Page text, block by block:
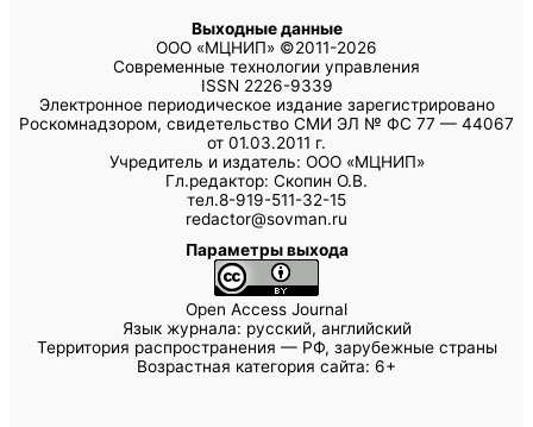
Выходные данные
ООО «МЦНИП» ©2011-2026
Современные технологии управления
ISSN 2226-9339
Электронное периодическое издание зарегистрировано
Роскомнадзором, свидетельство СМИ ЭЛ № ФС 77 — 44067
от 01.03.2011 г.
Учредитель и издатель: ООО «МЦНИП»
Гл.редактор: Скопин О.В.
тел.8-919-511-32-15
redactor@sovman.ru
Параметры выхода
Open Access Journal
Язык журнала: русский, английский
Территория распространения — РФ, зарубежные страны
Возрастная категория сайта: 6+